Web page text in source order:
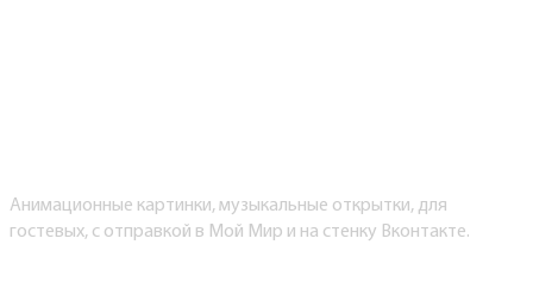
Анимационные картинки, музыкальные открытки, для
гостевых, с отправкой в Мой Мир и на стенку Вконтакте.